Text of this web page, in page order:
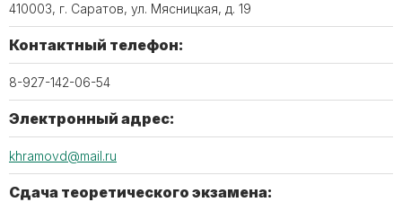
410003, г. Саратов, ул. Мясницкая, д. 19
Контактный телефон:
8-927-142-06-54
Электронный адрес:
khramovd@mail.ru
Сдача теоретического экзамена: